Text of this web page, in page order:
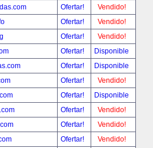
Ofertar!
Vendido!
Ofertar!
Vendido!
Ofertar!
Vendido!
Ofertar!
Disponible
Ofertar!
Disponible
Ofertar!
Vendido!
Ofertar!
Disponible
Ofertar!
Vendido!
Ofertar!
Vendido!
Ofertar! Vendido!